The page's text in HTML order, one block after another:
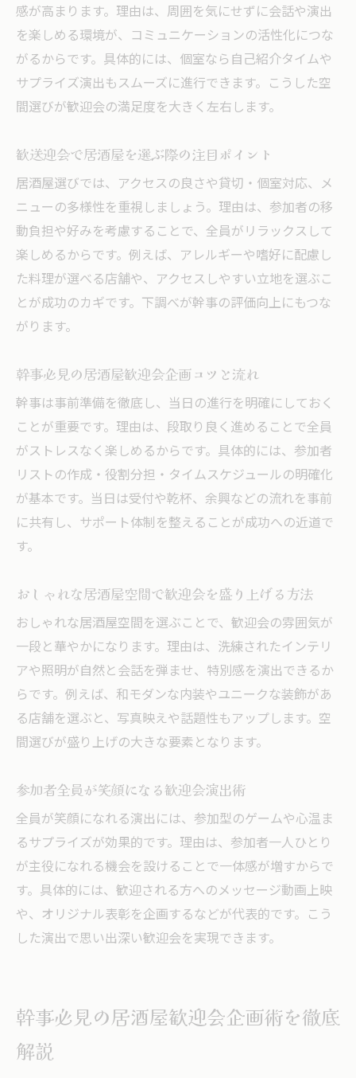
歓迎会に最適な居酒屋個室選びのポイント
幹事必見！居酒屋個室の予約時注意点
居酒屋個室歓迎会で失敗しない段取り術
居酒屋個室利用が歓迎会で喜ばれる理由
居酒屋歓迎会で全員が楽しめる進行アイデ
ア
居酒屋歓迎会の雰囲気を盛り上げる演出法
参加者を飽きさせない居酒屋歓迎会の工夫
幹事が意識したい居酒屋歓迎会の進行順序
居酒屋歓迎会で会話が弾む仕掛け作り
全員満足の居酒屋歓迎会を叶える進行術
歓迎会なら居酒屋が選ばれる理由と魅力
居酒屋だから叶う歓迎会の雰囲気作り
個室完備の居酒屋歓迎会のおすすめポイン
ト
居酒屋歓迎会が交流を深める理由とは
参加者満足度が高い居酒屋歓迎会の特徴
ト
緊張をほぐす居酒屋歓迎会の演出アイデア
居酒屋歓迎会で距離が縮まる進行テクニッ
ク
初参加者も打ち解けやすい居酒屋演出術
居酒屋歓迎会で自然に交流できる方法
居酒屋歓迎会の準備から当日まで完全サポート
居酒屋歓迎会の事前準備から流れを解説
幹事必見！居酒屋歓迎会当日までの段取り
居酒屋歓迎会でのトラブル回避ポイント
居酒屋歓迎会を成功させるチェックリスト
準備万端で迎える居酒屋歓迎会当日サポー
ト
居酒屋歓迎会を成功に導く幹事の秘訣
感が高まります。理由は、周囲を気にせずに会話や演出
を楽しめる環境が、コミュニケーションの活性化につな
がるからです。具体的には、個室なら自己紹介タイムや
サプライズ演出もスムーズに進行できます。こうした空
間選びが歓迎会の満足度を大きく左右します。
歓送迎会で居酒屋を選ぶ際の注目ポイント
居酒屋選びでは、アクセスの良さや貸切・個室対応、メ
ニューの多様性を重視しましょう。理由は、参加者の移
動負担や好みを考慮することで、全員がリラックスして
楽しめるからです。例えば、アレルギーや嗜好に配慮し
た料理が選べる店舗や、アクセスしやすい立地を選ぶこ
とが成功のカギです。下調べが幹事の評価向上にもつな
がります。
幹事必見の居酒屋歓迎会企画コツと流れ
幹事は事前準備を徹底し、当日の進行を明確にしておく
ことが重要です。理由は、段取り良く進めることで全員
がストレスなく楽しめるからです。具体的には、参加者
リストの作成・役割分担・タイムスケジュールの明確化
が基本です。当日は受付や乾杯、余興などの流れを事前
に共有し、サポート体制を整えることが成功への近道で
す。
おしゃれな居酒屋空間で歓迎会を盛り上げる方法
おしゃれな居酒屋空間を選ぶことで、歓迎会の雰囲気が
一段と華やかになります。理由は、洗練されたインテリ
アや照明が自然と会話を弾ませ、特別感を演出できるか
らです。例えば、和モダンな内装やユニークな装飾があ
る店舗を選ぶと、写真映えや話題性もアップします。空
間選びが盛り上げの大きな要素となります。
参加者全員が笑顔になる歓迎会演出術
全員が笑顔になれる演出には、参加型のゲームや心温ま
るサプライズが効果的です。理由は、参加者一人ひとり
が主役になれる機会を設けることで一体感が増すからで
す。具体的には、歓迎される方へのメッセージ動画上映
や、オリジナル表彰を企画するなどが代表的です。こう
した演出で思い出深い歓迎会を実現できます。
幹事必見の居酒屋歓迎会企画術を徹底
解説